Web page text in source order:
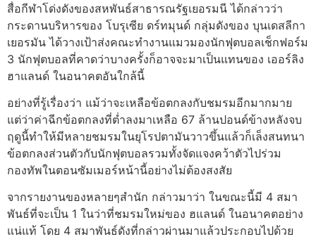
สื่อกีฬาโด่งดังของสหพันธ์สาธารณรัฐเยอรมนี ได้กล่าวว่า
กระดานบริหารของ โบรุเซีย ดร์ทมุนด์ กลุ่มดังของ บุนเดสลีกา
เยอรมัน ได้วางเป้าส่งคณะทำงานแมวมองนักฟุตบอลเช็กฟอร์ม
3 นักฟุตบอลที่คาดว่าบางครั้งก็อาจจะมาเป็นแทนของ เออร์ลิง
ฮาแลนด์ ในอนาคตอันใกล้นี้
อย่างที่รู้เรื่องว่า แม้ว่าจะเหลือข้อตกลงกับชมรมอีกมากมาย
แต่ว่าค่าฉีกข้อตกลงที่ต่ำลงมาเหลือ 67 ล้านปอนด์ข้างหลังจบ
ฤดูนี้ทำให้มีหลายชมรมในยุโรปตามันวาวขึ้นแล้วก็เล็งสนทนา
ข้อตกลงส่วนตัวกับนักฟุตบอลรวมทั้งจัดแจงคว้าตัวไปร่วม
กองทัพในตอนซัมเมอร์หน้านี้อย่างไม่ต้องสงสัย
จากรายงานของหลายๆสำนัก กล่าวมาว่า ในขณะนี้มี 4 สมา
พันธ์ที่จะเป็น 1 ในว่าที่ชมรมใหม่ของ ฮแลนด์ ในอนาคตอย่าง
แน่แท้ โดย 4 สมาพันธ์ดังที่กล่าวผ่านมาแล้วประกอบไปด้วย